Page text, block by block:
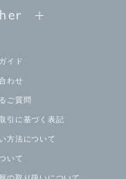
イド
わせ
ご質問
引に基づく表記
方法について
いて